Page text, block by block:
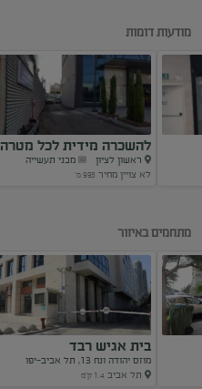
מודעות דומות
להשכרה מידית לכל מטרה
ללא...
ראשון לציון
מבני תעשייה
לא צויין מחיר 993 מ'
מתחמים באיזור
בית אגיש רבד
מוזס יהודה ונח 13, תל אביב-יפו
תל אביב 1.4 ק"מ